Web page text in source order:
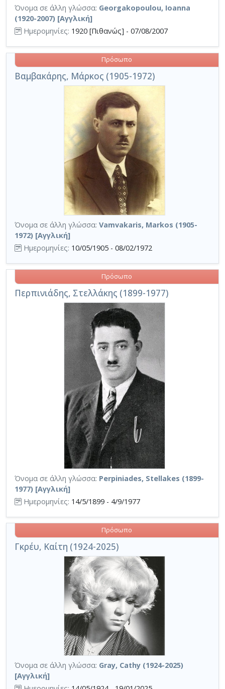
Όνομα σε άλλη γλώσσα: Georgakopoulou, Ioanna
(1920-2007) [Αγγλική]
Ημερομηνίες: 1920 [Πιθανώς] - 07/08/2007
Βαμβακάρης, Μάρκος (1905-1972)
Πρόσωπο
Όνομα σε άλλη γλώσσα: Vamvakaris, Markos (1905-
1972) [Αγγλική]
Ημερομηνίες: 10/05/1905 - 08/02/1972
Περπινιάδης, Στελλάκης (1899-1977)
Πρόσωπο
Όνομα σε άλλη γλώσσα: Perpiniades, Stellakes (1899-
1977) [Αγγλική]
Ημερομηνίες: 14/5/1899 - 4/9/1977
Γκρέυ, Καίτη (1924-2025)
Πρόσωπο
Όνομα σε άλλη γλώσσα: Gray, Cathy (1924-2025)
[Αγγλική]